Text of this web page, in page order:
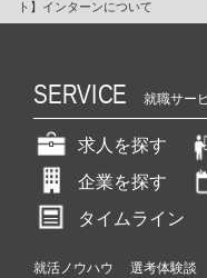
ト】インターンについて
SERVICE 就職サー
求人を探す
企業を探す
タイムライン
就活ノウハウ 選考体験談